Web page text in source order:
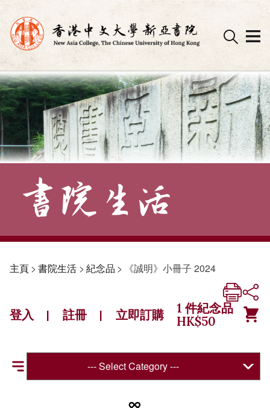
Skip
to
content
主頁> 書院生活 > 紀念品 > 《誠明》小冊子 2024
登入 | 註冊 | 立即訂購 1 件紀念品
HK$50
--- Select Category ---